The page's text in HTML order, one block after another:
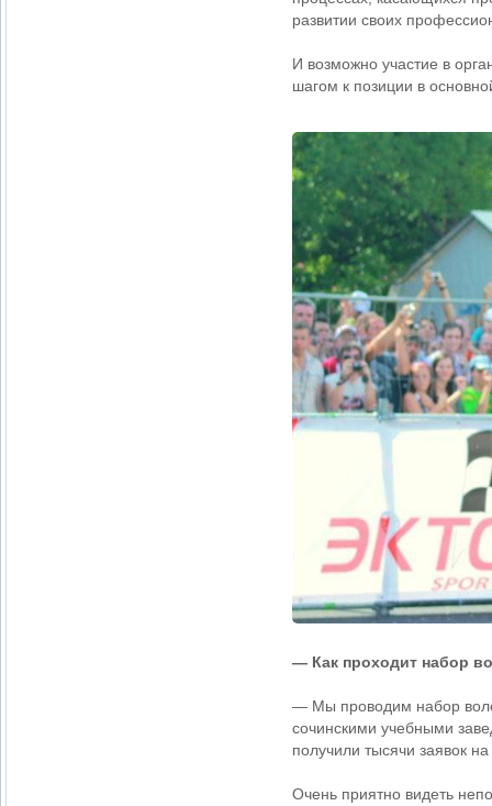
развитии своих
И возможно участие в
шагом к позиции в
— Как проходит набор
— Мы проводим набор
сочинскими учебными
получили тысячи заявок
Очень приятно видеть